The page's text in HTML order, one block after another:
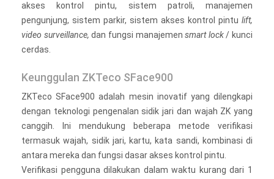
akses kontrol pintu, sistem patroli, manajemen
pengunjung, sistem parkir, sistem akses kontrol pintu lift,
video surveillance, dan fungsi manajemensmart lock/ kunci
cerdas.
Keunggulan ZKTeco SFace900
ZKTeco SFace900 adalah mesin inovatif yang dilengkapi
dengan teknologi pengenalan sidik jari dan wajah ZK yang
canggih. Ini mendukung beberapa metode verifikasi
termasuk wajah, sidik jari, kartu, kata sandi, kombinasi di
antara mereka dan fungsi dasar akses kontrol pintu.
Verifikasi pengguna dilakukan dalam waktu kurang dari 1